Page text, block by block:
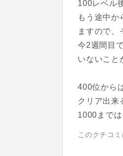
100レベル
もう途中
ますので、
今2週間目
いないこ
400位から
クリア出来
1000まで
このクチコ